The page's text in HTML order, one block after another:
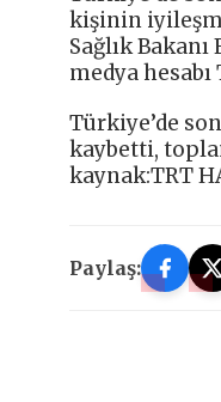
kişinin
Sağlık
medya
Türkiye’de
kaybetti,
kaynak:TRT
Paylaş: